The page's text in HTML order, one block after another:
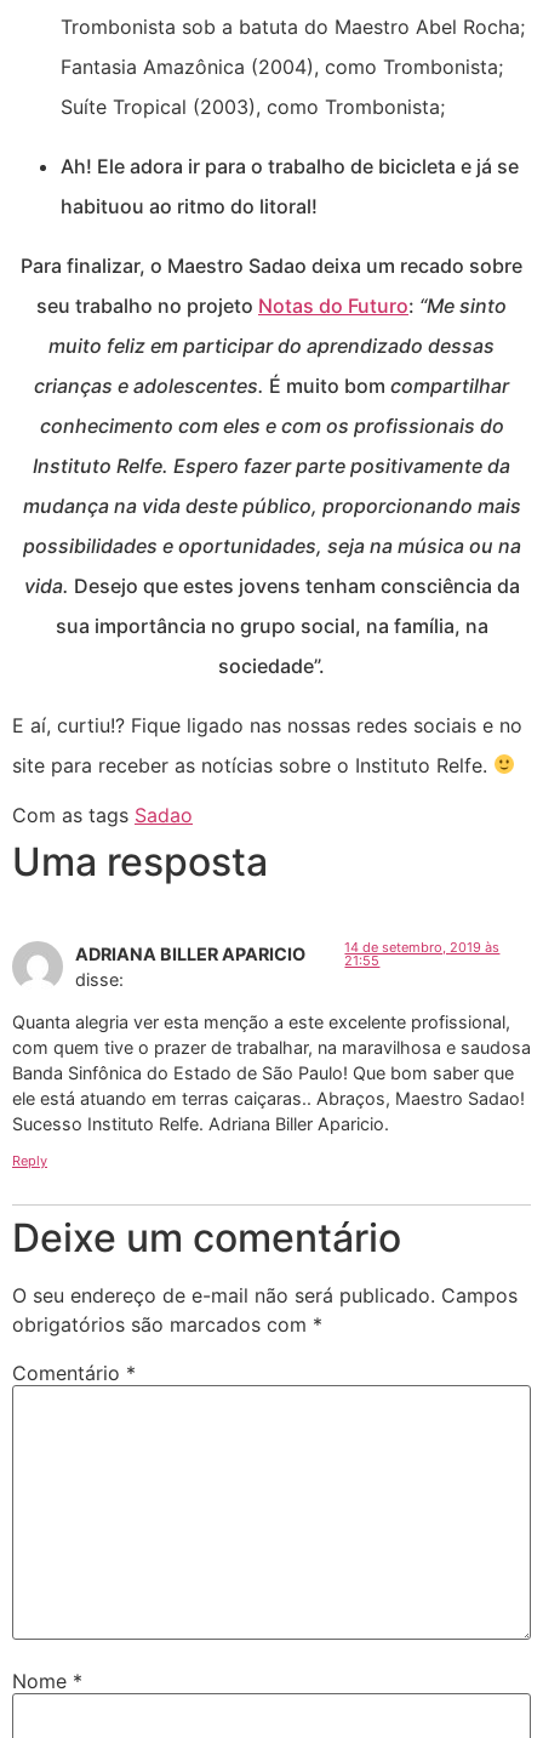
Trombonista sob a batuta do Maestro Abel Rocha;
Fantasia Amazônica (2004), como Trombonista;
Suíte Tropical (2003), como Trombonista;
Ah! Ele adora ir para o trabalho de bicicleta e já se
habituou ao ritmo do litoral!
Para finalizar, o Maestro Sadao deixa um recado sobre
seu trabalho no projeto Notas do Futuro: “Me sinto
muito feliz em participar do aprendizado dessas
crianças e adolescentes. É muito bom compartilhar
conhecimento com eles e com os profissionais do
Instituto Relfe. Espero fazer parte positivamente da
mudança na vida deste público, proporcionando mais
possibilidades e oportunidades, seja na música ou na
vida. Desejo que estes jovens tenham consciência da
sua importância no grupo social, na família, na
sociedade”.
E aí, curtiu!? Fique ligado nas nossas redes sociais e no
site para receber as notícias sobre o Instituto Relfe.
Com as tags Sadao
Uma resposta
ADRIANA BILLER APARICIO
disse:
14 de setembro, 2019 às
21:55
Quanta alegria ver esta menção a este excelente profissional,
com quem tive o prazer de trabalhar, na maravilhosa e saudosa
Banda Sinfônica do Estado de São Paulo! Que bom saber que
ele está atuando em terras caiçaras.. Abraços, Maestro Sadao!
Sucesso Instituto Relfe. Adriana Biller Aparicio.
Reply
Deixe um comentário
O seu endereço de e-mail não será publicado. Campos
obrigatórios são marcados com *
Comentário *
Nome *